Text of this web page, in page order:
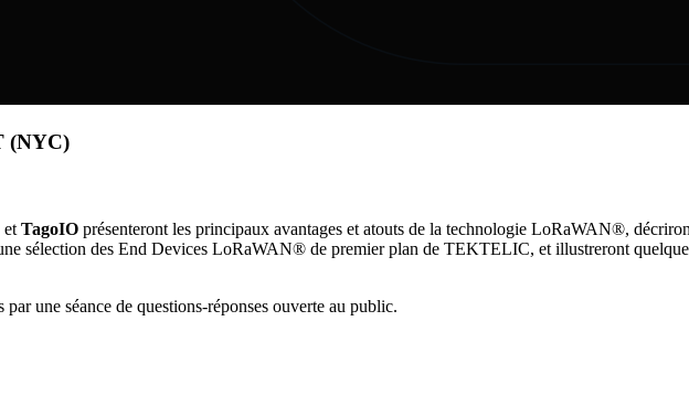
(NYC)
et TagoIO présenteront les principaux avantages et atouts de la technologie LoRaWAN®,
sélection des End Devices LoRaWAN® de premier plan de TEKTELIC, et illustreront
une séance de questions-réponses ouverte au public.